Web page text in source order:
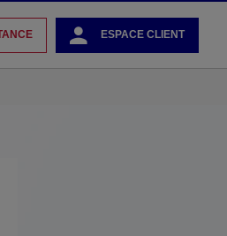
ESPACE CLIENT